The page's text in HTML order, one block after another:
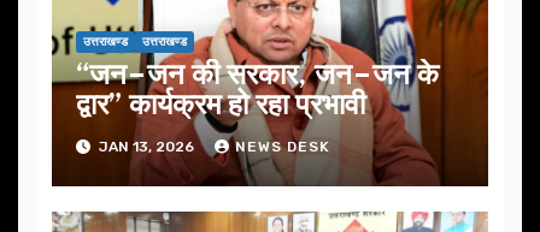
उत्तराखण्ड उत्तराखण्ड
“जन–जन की सरकार, जन–जन के
द्वार” कार्यक्रम हो रहा प्रभावी
JAN 13, 2026 NEWS DESK